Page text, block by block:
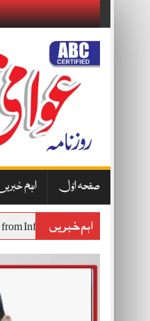
صفحہ اوّل اہم
اہم خبریں
from Inflation and